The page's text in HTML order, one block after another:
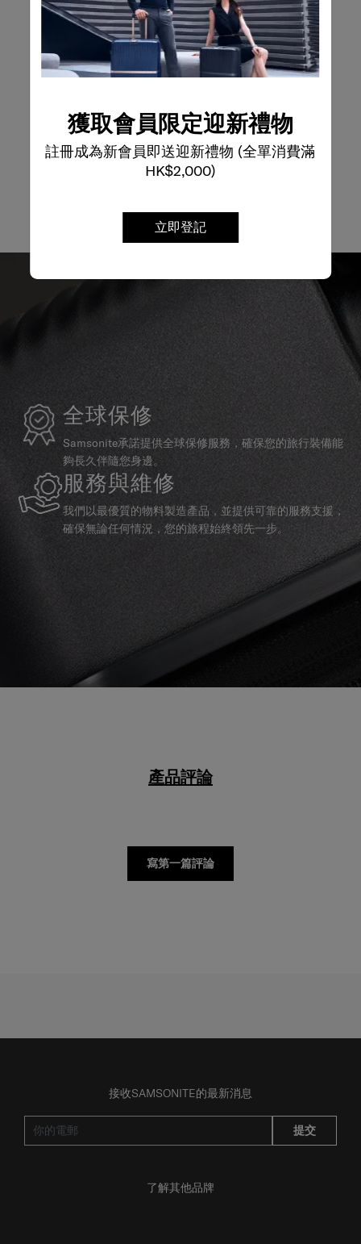
獲取會員限定迎新禮物
註冊成為新會員即送迎新禮物 (全單消費滿
HK$2,000)
立即登記
RFID 防盜袋口 內部收納組織
智慧型袖套
全球保修
Samsonite承諾提供全球保修服務，確保您的旅行裝備能
夠長久伴隨您身邊。
服務與維修
我們以最優質的物料製造產品，並提供可靠的服務支援，
確保無論任何情況，您的旅程始終領先一步。
寫第一篇評論
提交